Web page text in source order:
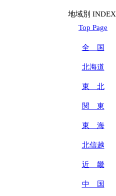
地域別 INDEX
Top Page
全 国
北海道
東 北
関 東
東 海
北信越
近 畿
中 国